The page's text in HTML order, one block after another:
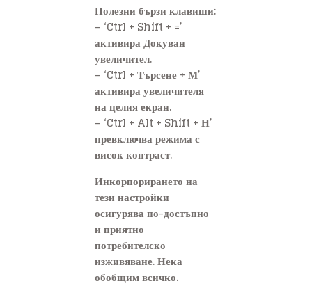
Полезни бързи клавиши:
– ‘Ctrl + Shift + =’
активира Докуван
увеличител.
– ‘Ctrl + Търсене + М’
активира увеличителя
на целия екран.
– ‘Ctrl + Alt + Shift + Н’
превключва режима с
висок контраст.
Инкорпорирането на
тези настройки
осигурява по-достъпно
и приятно
потребителско
изживяване. Нека
обобщим всичко.